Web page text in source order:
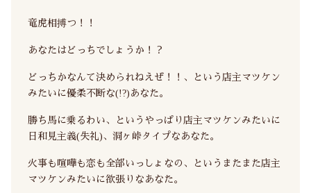
竜虎相搏つ！！
あなたはどっちでしょうか！？
どっちかなんて決められねえぜ！！、という店主マツケン
みたいに優柔不断な(!?)あなた。
勝ち馬に乗るわい、というやっぱり店主マツケンみたいに
日和見主義(失礼)、洞ヶ峠タイプなあなた。
火事も喧嘩も恋も全部いっしょなの、というまたまた店主
マツケンみたいに欲張りなあなた。